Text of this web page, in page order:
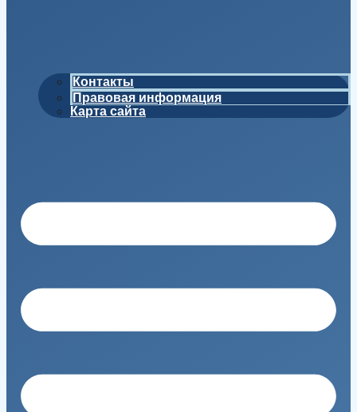
Контакты
Правовая информация
Карта сайта